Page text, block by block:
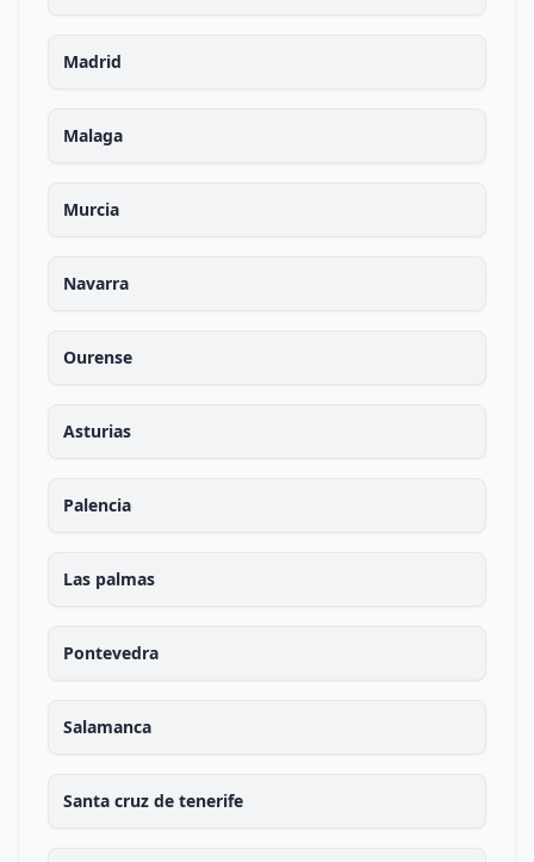
Madrid
Malaga
Murcia
Navarra
Ourense
Asturias
Palencia
Las palmas
Pontevedra
Salamanca
Santa cruz de tenerife